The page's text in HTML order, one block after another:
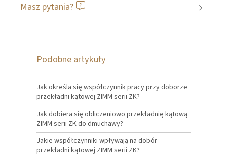
Masz pytania?
Podobne artykuły
Jak określa się współczynnik pracy przy doborze
przekładni kątowej ZIMM serii ZK?
Jak dobiera się obliczeniowo przekładnię kątową
ZIMM serii ZK do dmuchawy?
Jakie współczynniki wpływają na dobór
przekładni kątowej ZIMM serii ZK?